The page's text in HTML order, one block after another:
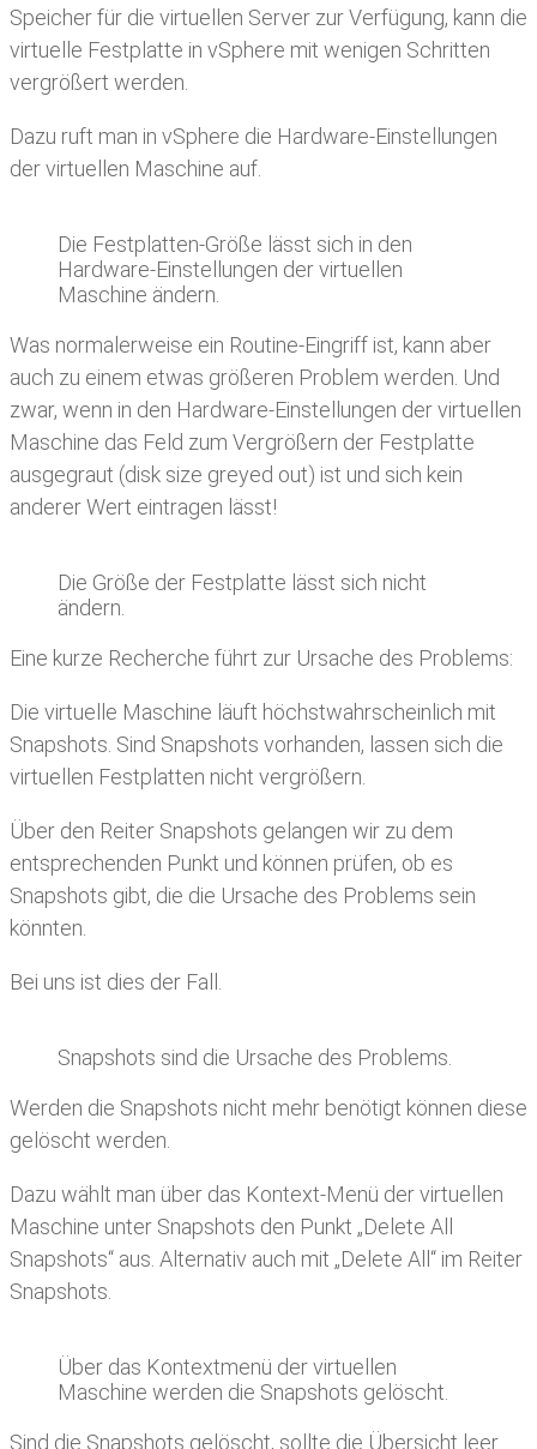
Speicher für die virtuellen Server zur Verfügung, kann die
virtuelle Festplatte in vSphere mit wenigen Schritten
vergrößert werden.
Dazu ruft man in vSphere die Hardware-Einstellungen
der virtuellen Maschine auf.
Die Festplatten-Größe lässt sich in den
Hardware-Einstellungen der virtuellen
Maschine ändern.
Was normalerweise ein Routine-Eingriff ist, kann aber
auch zu einem etwas größeren Problem werden. Und
zwar, wenn in den Hardware-Einstellungen der virtuellen
Maschine das Feld zum Vergrößern der Festplatte
ausgegraut (disk size greyed out) ist und sich kein
anderer Wert eintragen lässt!
Die Größe der Festplatte lässt sich nicht
ändern.
Eine kurze Recherche führt zur Ursache des Problems:
Die virtuelle Maschine läuft höchstwahrscheinlich mit
Snapshots. Sind Snapshots vorhanden, lassen sich die
virtuellen Festplatten nicht vergrößern.
Über den Reiter Snapshots gelangen wir zu dem
entsprechenden Punkt und können prüfen, ob es
Snapshots gibt, die die Ursache des Problems sein
könnten.
Bei uns ist dies der Fall.
Snapshots sind die Ursache des Problems.
Werden die Snapshots nicht mehr benötigt können diese
gelöscht werden.
Dazu wählt man über das Kontext-Menü der virtuellen
Maschine unter Snapshots den Punkt „Delete All
Snapshots“ aus. Alternativ auch mit „Delete All“ im Reiter
Snapshots.
Über das Kontextmenü der virtuellen
Maschine werden die Snapshots gelöscht.
Sind die Snapshots gelöscht, sollte die Übersicht leer